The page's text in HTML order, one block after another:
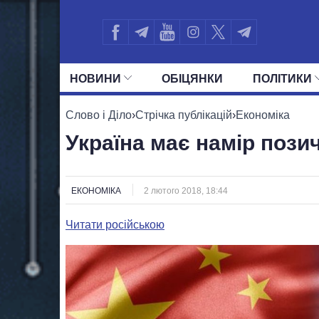
НОВИНИ ОБIЦЯНКИ ПОЛIТИКИ
УСІ ПОЛІТИКИ ПРЕЗИДЕНТ І ОФІС
Слово і Діло›Стрічка публікацій›Економіка
Україна має намір
ЕКОНОМІКА 2 лютого 2018, 18:44
Читати російською